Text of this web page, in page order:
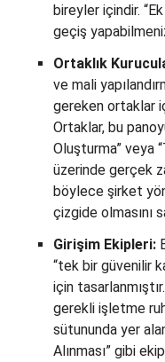
bireyler içindir.
geçiş
Ortaklık
ve mali
gereken ortaklar
Ortaklar, bu
Oluşturma” veya
üzerinde gerçek
böylece şirket
çizgide olmasını
Girişim Ekipleri:
“tek bir güvenilir
için
gerekli işletme
sütununda yer
Alınması” gibi